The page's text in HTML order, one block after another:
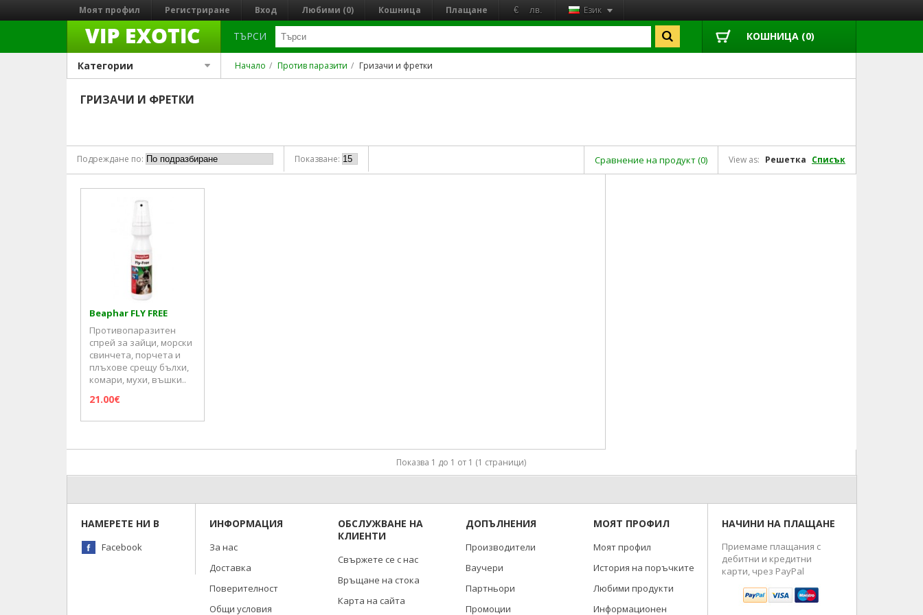
Моят профил Регистриране Вход Любими (0) Кошница Плащане € лв. Език
ТЪРСИ КОШНИЦА (0)
Категории Начало Против паразити Гризачи и фретки
ГРИЗАЧИ И ФРЕТКИ
Подреждане по: Показване: View as: Решетка Списък
Сравнение на продукт (0)
Beaphar FLY FREE
Противопаразитен
спрей за зайци, морски
свинчета, порчета и
плъхове срещу бълхи,
комари, мухи, въшки..
21.00€
Показва 1 до 1 от 1 (1 страници)
НАМЕРЕТЕ НИ В
Facebook
ИНФОРМАЦИЯ
За нас
Доставка
Поверителност
Общи условия
ОБСЛУЖВАНЕ НА
КЛИЕНТИ
Свържете се с нас
Връщане на стока
Карта на сайта
ДОПЪЛНЕНИЯ
Производители
Ваучери
Партньори
Промоции
МОЯТ ПРОФИЛ
Моят профил
История на поръчките
Любими продукти
Информационен
НАЧИНИ НА ПЛАЩАНЕ
Приемаме плащания с
дебитни и кредитни
карти, чрез PayPal